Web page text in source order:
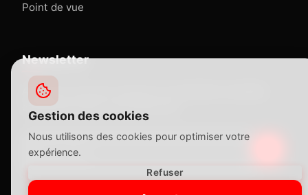
Point de vue
Newsletter
Abonnez-vous pour recevoir nos dernières actualités
Gestion des cookies
Nous utilisons des cookies pour optimiser votre
expérience.
Refuser